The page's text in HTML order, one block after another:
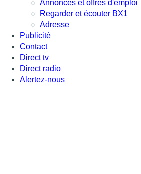
Annonces et offres d'emploi
Regarder et écouter BX1
Adresse
Publicité
Contact
Direct tv
Direct radio
Alertez-nous